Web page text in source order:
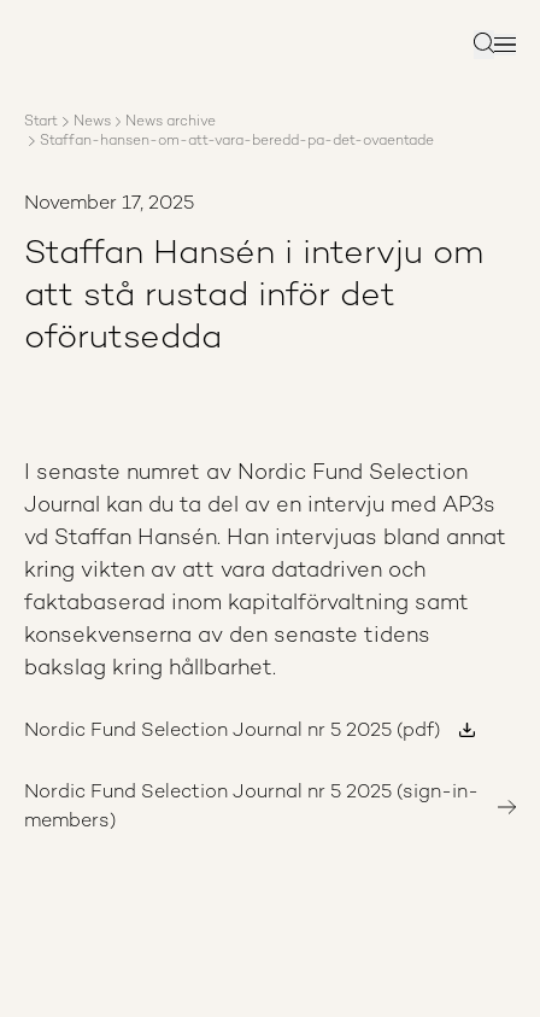
Reports
Search
Start News
News archive
Staffan-hansen-om-att-vara-beredd-pa-det-ovaentade
November 17, 2025
Staffan Hansén i intervju om
att stå rustad inför det
oförutsedda
I senaste numret av Nordic Fund Selection
Journal kan du ta del av en intervju med AP3s
vd Staffan Hansén. Han intervjuas bland annat
kring vikten av att vara datadriven och
faktabaserad inom kapitalförvaltning samt
konsekvenserna av den senaste tidens
bakslag kring hållbarhet.
Nordic Fund Selection Journal nr 5 2025 (pdf)
Nordic Fund Selection Journal nr 5 2025 (sign-in-
members)